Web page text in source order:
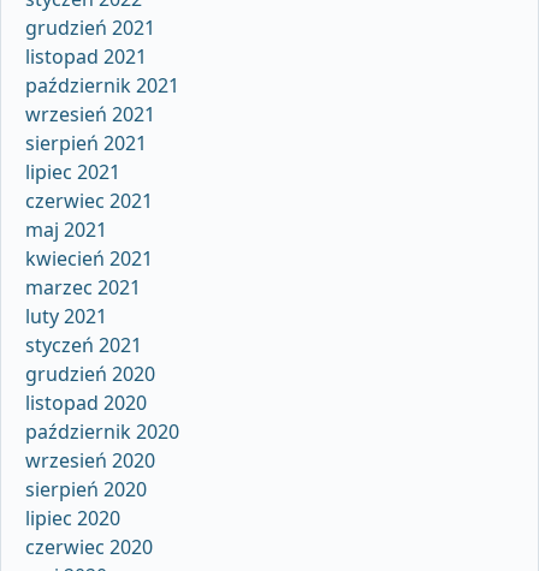
grudzień 2021
listopad 2021
październik 2021
wrzesień 2021
sierpień 2021
lipiec 2021
czerwiec 2021
maj 2021
kwiecień 2021
marzec 2021
luty 2021
styczeń 2021
grudzień 2020
listopad 2020
październik 2020
wrzesień 2020
sierpień 2020
lipiec 2020
czerwiec 2020